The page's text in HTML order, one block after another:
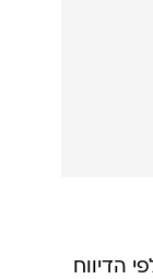
הדיווח